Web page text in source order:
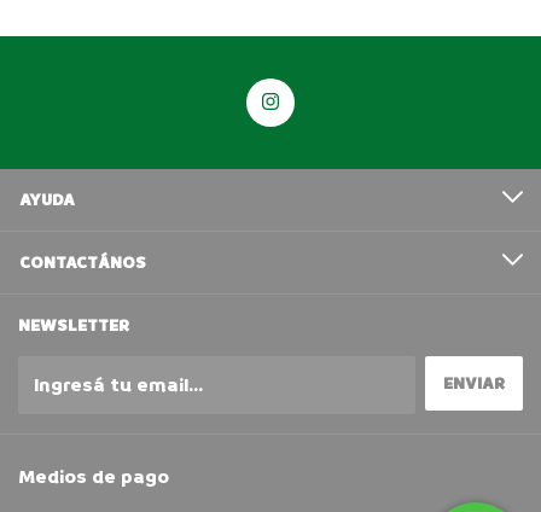
AYUDA
CONTACTÁNOS
NEWSLETTER
Medios de pago